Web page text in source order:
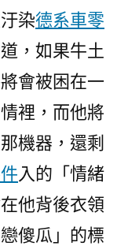
染德系車零
，如果牛土
會被困在一
裡，而他將
機器，還剩
入的「情緒
他背後衣領
傻瓜」的標